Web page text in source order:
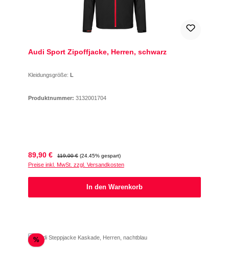
Audi Sport Zipoffjacke, Herren, schwarz
Kleidungsgröße: L
Produktnummer: 3132001704
Verkaufspreis:
89,90 € Regulärer Preis:
119,00 € (24.45% gespart)
Preise inkl. MwSt. zzgl. Versandkosten
In den Warenkorb
%Rabatt